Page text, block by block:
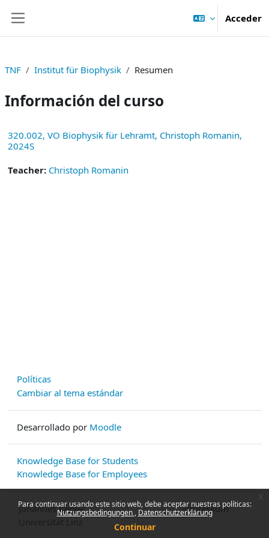
Para continuar usando este sitio web, debe aceptar nuestras políticas:
Nutzungsbedingungen Datenschutzerklärung
Continuar
Acceder
TNF Institut für Biophysik Resumen
Información del curso
320.002, VO Biophysik für Lehramt, Christoph Romanin,
2024S
Teacher: Christoph Romanin
Políticas
Cambiar al tema estándar
Desarrollado por Moodle
Knowledge Base for Students
Knowledge Base for Employees
Johannes Kepler
Impressum